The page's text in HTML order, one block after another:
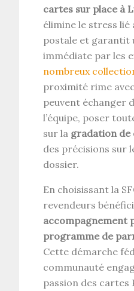
cartes sur place à
élimine le stress lié
postale et garantit
immédiate par les
nombreux
proximité rime
peuvent échanger
l’équipe, poser
sur la gradation de
des précisions sur
dossier.
En choisissant la
revendeurs
accompagnement
programme de
Cette démarche
communauté
passion des